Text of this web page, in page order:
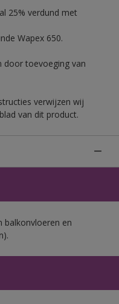
25% verdund met
Wapex 650.
door toevoeging van
verwijzen wij
van dit product.
balkonvloeren en